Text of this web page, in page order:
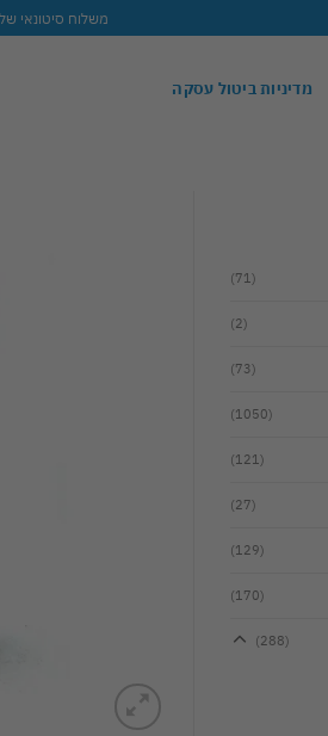
משלוח סיטונאי של
מדיניות ביטול עסקה
(71)
(2)
(73)
(1050)
(121)
(27)
(129)
(170)
(288)